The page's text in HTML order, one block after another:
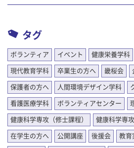
タグ
ボランティア イベント 健康栄養学科
現代教育学科 卒業生の方へ 畿桜会
保護者の方へ 人間環境デザイン学科
看護医療学科 ボランティアセンター
健康科学専攻（修士課程） 健康科学専
在学生の方へ 公開講座 後援会 教育